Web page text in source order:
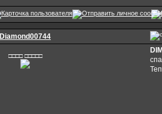
Diamond00744
□□□□ □□□□□